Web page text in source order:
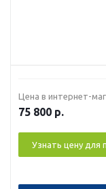
Цена в интернет-
75 800 р.
Узнать цену для